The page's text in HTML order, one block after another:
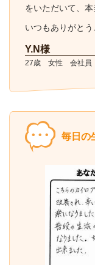
をいただいて、本
いつもありがとう
Y.N様
27歳 女性 会社員
毎日の